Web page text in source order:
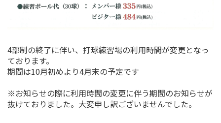
4部制の終了に伴い、打球練習場の利用時間が変更となっ
ております。
期間は10月初めより4月末の予定です
※お知らせの際に利用時間の変更に伴う期間のお知らせが
抜けておりました。大変申し訳ございませんでした。